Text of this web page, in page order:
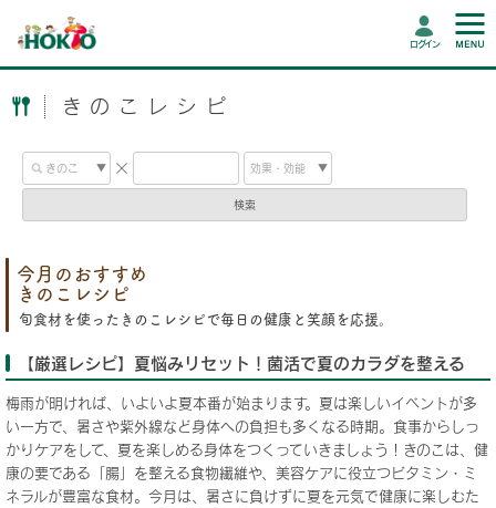
ログイン
きのこレシピ
検索
今月のおすすめ
きのこレシピ
旬食材を使ったきのこレシピで毎日の健康と笑顔を応援。
【厳選レシピ】夏悩みリセット！菌活で夏のカラダを整える
梅雨が明ければ、いよいよ夏本番が始まります。夏は楽しいイベントが多
い一方で、暑さや紫外線など身体への負担も多くなる時期。食事からしっ
かりケアをして、夏を楽しめる身体をつくっていきましょう！きのこは、健
康の要である「腸」を整える食物繊維や、美容ケアに役立つビタミン・ミ
ネラルが豊富な食材。今月は、暑さに負けずに夏を元気で健康に楽しむた